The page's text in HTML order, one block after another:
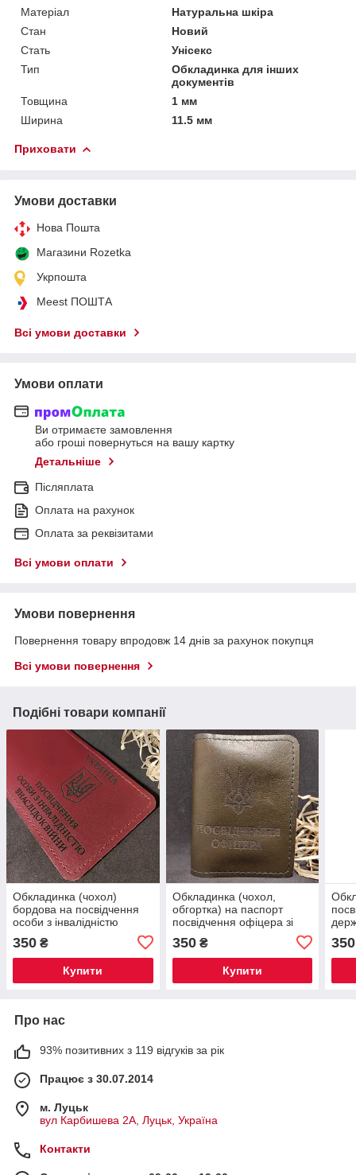
Матеріал
Натуральна шкіра
Стан
Новий
Стать
Унісекс
Тип
Обкладинка для інших
документів
Товщина
1 мм
Ширина
11.5 мм
Приховати
Умови доставки
Нова Пошта
Магазини Rozetka
Укрпошта
Meest ПОШТА
Всі умови доставки
Умови оплати
Ви отримаєте замовлення
або гроші повернуться на вашу картку
Детальніше
Післяплата
Оплата на рахунок
Оплата за реквізитами
Всі умови оплати
Умови повернення
Повернення товару впродовж 14 днів за рахунок покупця
Всі умови повернення
Подібні товари компанії
Обкладинка (чохол)
бордова на посвідчення
особи з інвалідністю
внаслідок війни ( інваліда
війни )
350 ₴
Купити
Обкладинка (чохол,
обгортка) на паспорт
посвідчення офіцера зі
350₴
Купити
350
Про нас
93% позитивних з 119 відгуків за рік
Працює з 30.07.2014
м. Луцьк
вул Карбишева 2А, Луцьк, Україна
Контакти